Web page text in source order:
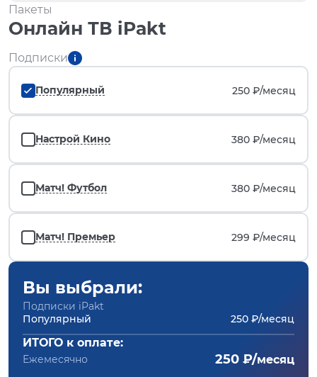
Пакеты
Онлайн ТВ iPakt
Подписки
Популярный 250 ₽/месяц
Настрой Кино 380 ₽/месяц
Матч! Футбол 380 ₽/месяц
Матч! Премьер 299 ₽/месяц
Вы выбрали:
Подписки iPakt
Популярный
250 ₽/месяц
ИТОГО к оплате:
Ежемесячно 250 ₽/месяц